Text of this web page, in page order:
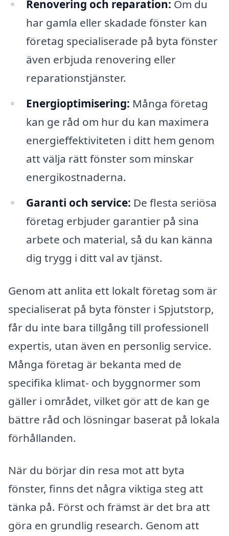
Renovering och reparation: Om du
har gamla eller skadade fönster kan
företag specialiserade på byta fönster
även erbjuda renovering eller
reparationstjänster.
Energioptimisering: Många företag
kan ge råd om hur du kan maximera
energieffektiviteten i ditt hem genom
att välja rätt fönster som minskar
energikostnaderna.
Garanti och service: De flesta seriösa
företag erbjuder garantier på sina
arbete och material, så du kan känna
dig trygg i ditt val av tjänst.
Genom att anlita ett lokalt företag som är
specialiserat på byta fönster i Spjutstorp,
får du inte bara tillgång till professionell
expertis, utan även en personlig service.
Många företag är bekanta med de
specifika klimat- och byggnormer som
gäller i området, vilket gör att de kan ge
bättre råd och lösningar baserat på lokala
förhållanden.
När du börjar din resa mot att byta
fönster, finns det några viktiga steg att
tänka på. Först och främst är det bra att
göra en grundlig research. Genom att